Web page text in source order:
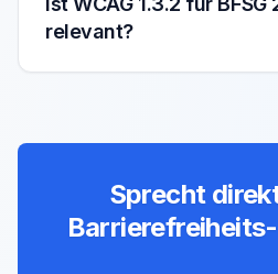
relevant?
Sprecht